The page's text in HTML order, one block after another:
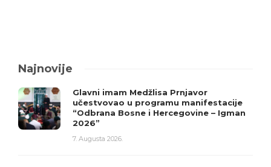
Najnovije
Glavni imam Medžlisa Prnjavor
učestvovao u programu manifestacije
“Odbrana Bosne i Hercegovine – Igman
2026”
7. Augusta 2026.